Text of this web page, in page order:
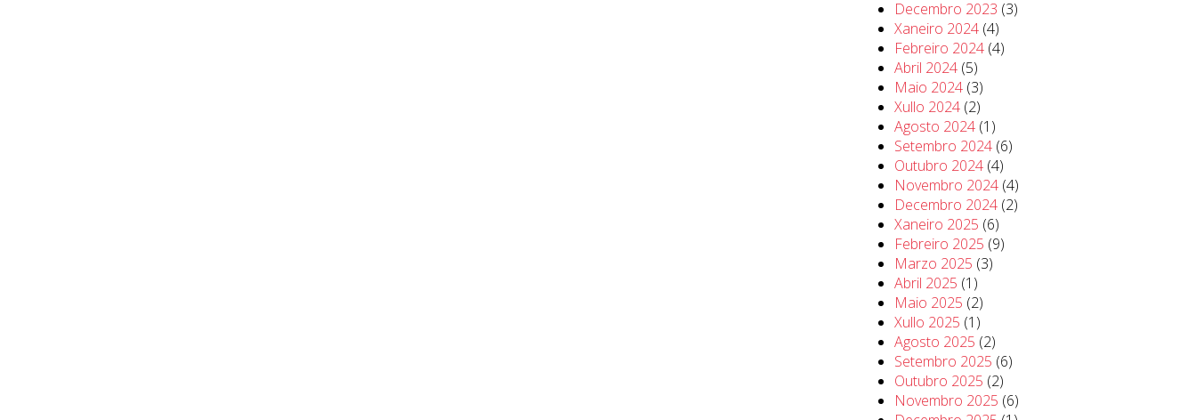
Decembro 2023 (3)
Xaneiro 2024(4)
Febreiro 2024(4)
Abril 2024(5)
Maio 2024(3)
Xullo 2024(2)
Agosto 2024(1)
Setembro 2024(6)
Outubro 2024(4)
Novembro 2024(4)
Decembro 2024(2)
Xaneiro 2025 (6)
Febreiro 2025 (9)
Marzo 2025 (3)
Abril 2025 (1)
Maio 2025 (2)
Xullo 2025 (1)
Agosto 2025 (2)
Setembro 2025 (6)
Outubro 2025 (2)
Novembro 2025 (6)